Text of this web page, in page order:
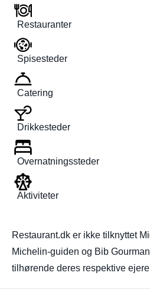
Restauranter
Spisesteder
Catering
Drikkesteder
Overnatningssteder
Aktiviteter
Restaurant.dk er ikke tilknyttet
Michelin-guiden og Bib
tilhørende deres respektive